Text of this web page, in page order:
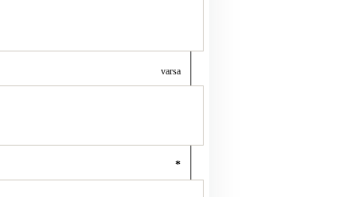
varsa
*